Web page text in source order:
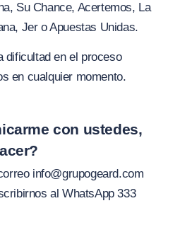
Su Chance, Acertemos, La
Jer o Apuestas Unidas.
dificultad en el proceso
en cualquier momento.
con ustedes,
info@grupogeard.com
al WhatsApp 333